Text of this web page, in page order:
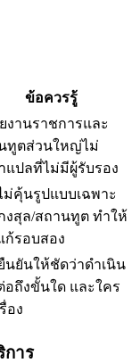
ข้อควรรู้
งานราชการและ
ทูตส่วนใหญ่ไม่
แปลที่ไม่มีผู้รับรอง
ม่คุ้นรูปแบบเฉพาะ
งสุล/สถานทูต ทำให้
ก้รอบสอง
นยันให้ชัดว่าดำเนิน
อถึงขั้นใด และใคร
อง
การ